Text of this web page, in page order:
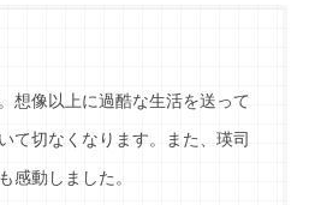
想像以上に過酷な生活を送って
て切なくなります。また、瑛司
感動しました。